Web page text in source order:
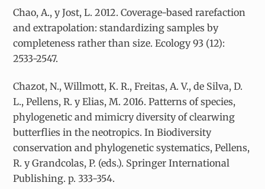
Chao, A., y Jost, L. 2012. Coverage-based rarefaction
and extrapolation: standardizing samples by
completeness rather than size. Ecology 93 (12):
2533-2547.
Chazot, N., Willmott, K. R., Freitas, A. V., de Silva, D.
L., Pellens, R. y Elias, M. 2016. Patterns of species,
phylogenetic and mimicry diversity of clearwing
butterflies in the neotropics. In Biodiversity
conservation and phylogenetic systematics, Pellens,
R. y Grandcolas, P. (eds.). Springer International
Publishing. p. 333-354.